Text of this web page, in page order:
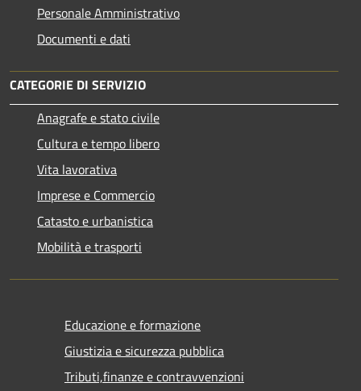
Personale Amministrativo
Documenti e dati
CATEGORIE DI SERVIZIO
Anagrafe e stato civile
Cultura e tempo libero
Vita lavorativa
Imprese e Commercio
Catasto e urbanistica
Mobilità e trasporti
Educazione e formazione
Giustizia e sicurezza pubblica
Tributi,finanze e contravvenzioni